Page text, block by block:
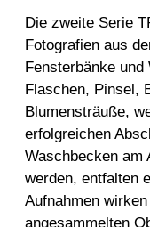
Die zweite Serie
Fotografien aus
Fensterbänke
Flaschen, Pinsel,
Blumensträuße,
erfolgreichen
Waschbecken am
werden, entfalten
Aufnahmen
angesammelten